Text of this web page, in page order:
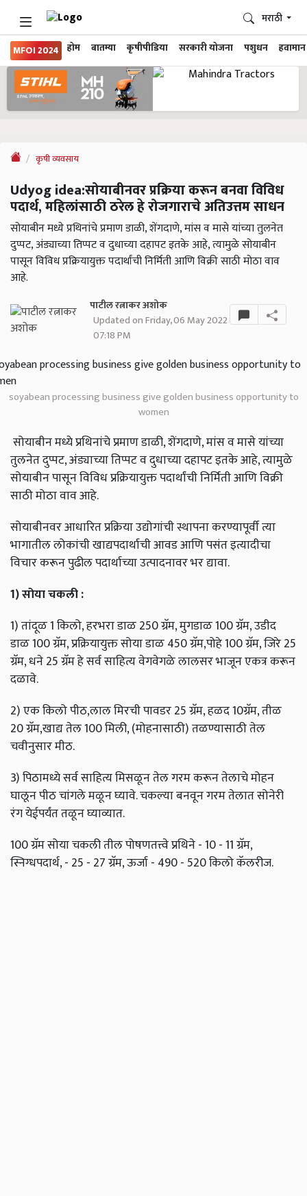
MFOI 2024 होम बातम्या कृषीपीडिया सरकारी योजना पशुधन हवामान
मराठी
कृषी व्यवसाय
Udyog idea:सोयाबीनवर प्रक्रिया करून बनवा विविध
पदार्थ, महिलांसाठी ठरेल हे रोजगाराचे अतिउत्तम साधन
सोयाबीन मध्ये प्रथिनांचे प्रमाण डाळी, शेंगदाणे, मांस व मासे यांच्या तुलनेत
दुप्पट, अंड्याच्या तिप्पट व दुधाच्या दहापट इतके आहे, त्यामुळे सोयाबीन
पासून विविध प्रक्रियायुक्त पदार्थांची निर्मिती आणि विक्री साठी मोठा वाव
आहे.
पाटील रत्नाकर अशोक
Updated on Friday, 06 May 2022
07:18 PM
soyabean processing business give golden business opportunity to
women
सोयाबीन मध्ये प्रथिनांचे प्रमाण डाळी, शेंगदाणे, मांस व मासे यांच्या
तुलनेत दुप्पट, अंड्याच्या तिप्पट व दुधाच्या दहापट इतके आहे, त्यामुळे
सोयाबीन पासून विविध प्रक्रियायुक्त पदार्थांची निर्मिती आणि विक्री
साठी मोठा वाव आहे.
सोयाबीनवर आधारित प्रक्रिया उद्योगांची स्थापना करण्यापूर्वी त्या
भागातील लोकांची खाद्यपदार्थाची आवड आणि पसंत इत्यादीचा
विचार करून पुढील पदार्थाच्या उत्पादनावर भर द्यावा.
1)सोयाचकली:
1) तांदूळ 1 किलो, हरभरा डाळ 250 ग्रॅम, मुगडाळ 100 ग्रॅम, उडीद
डाळ 100 ग्रॅम, प्रक्रियायुक्त सोया डाळ 450 ग्रॅम,पोहे 100 ग्रॅम, जिरे 25
ग्रॅम, धने 25 ग्रॅम हे सर्व साहित्य वेगवेगळे लालसर भाजून एकत्र करून
दळावे.
2) एक किलो पीठ,लाल मिरची पावडर 25 ग्रॅम, हळद 10ग्रॅम, तीळ
20 ग्रॅम,खाद्य तेल 100 मिली, (मोहनासाठी) तळण्यासाठी तेल
चवीनुसार मीठ.
3) पिठामध्ये सर्व साहित्य मिसळून तेल गरम करून तेलाचे मोहन
घालून पीठ चांगले मळून घ्यावे. चकल्या बनवून गरम तेलात सोनेरी
रंग येईपर्यंत तळून घ्याव्यात.
100 ग्रॅम सोया चकली तील पोषणतत्त्वे प्रथिने - 10 - 11 ग्रॅम,
स्निग्धपदार्थ, - 25 - 27 ग्रॅम, ऊर्जा - 490 - 520 किलो कॅलरीज.